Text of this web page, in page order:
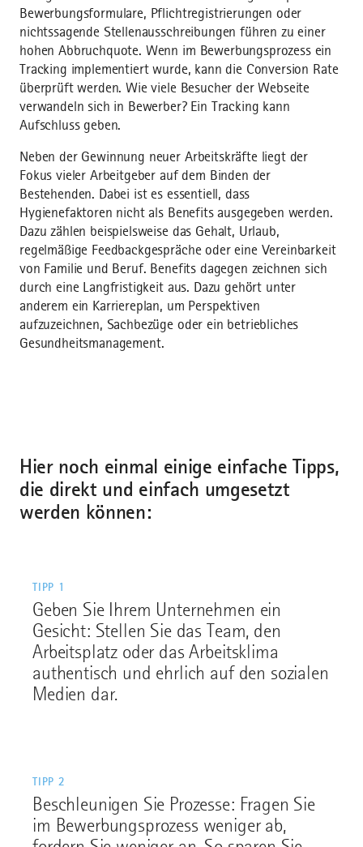
Bewerbungsformulare, Pflichtregistrierungen oder
nichtssagende Stellenausschreibungen führen zu einer
hohen Abbruchquote. Wenn im Bewerbungsprozess ein
Tracking implementiert wurde, kann die Conversion Rate
überprüft werden. Wie viele Besucher der Webseite
verwandeln sich in Bewerber? Ein Tracking kann
Aufschluss geben.
Neben der Gewinnung neuer Arbeitskräfte liegt der
Fokus vieler Arbeitgeber auf dem Binden der
Bestehenden. Dabei ist es essentiell, dass
Hygienefaktoren nicht als Benefits ausgegeben werden.
Dazu zählen beispielsweise das Gehalt, Urlaub,
regelmäßige Feedbackgespräche oder eine Vereinbarkeit
von Familie und Beruf. Benefits dagegen zeichnen sich
durch eine Langfristigkeit aus. Dazu gehört unter
anderem ein Karriereplan, um Perspektiven
aufzuzeichnen, Sachbezüge oder ein betriebliches
Gesundheitsmanagement.
Hier noch einmal einige einfache Tipps,
die direkt und einfach umgesetzt
werden können:
TIPP 1
Geben Sie Ihrem Unternehmen ein
Gesicht: Stellen Sie das Team, den
Arbeitsplatz oder das Arbeitsklima
authentisch und ehrlich auf den sozialen
Medien dar.
TIPP 2
Beschleunigen Sie Prozesse: Fragen Sie
im Bewerbungsprozess weniger ab,